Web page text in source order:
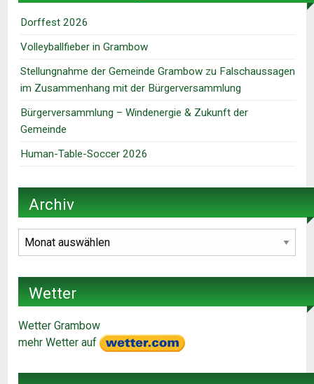
Dorffest 2026
Volleyballfieber in Grambow
Stellungnahme der Gemeinde Grambow zu Falschaussagen
im Zusammenhang mit der Bürgerversammlung
Bürgerversammlung – Windenergie & Zukunft der
Gemeinde
Human-Table-Soccer 2026
Archiv
Archiv
Wetter
Wetter Grambow
mehr Wetter auf